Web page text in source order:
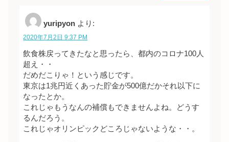
yuripyon より:
2020年7月2日 9:37 PM
飲食株戻ってきたなと思ったら、都内のコロナ100人
超え・・
だめだこりゃ！という感じです。
東京は1兆円近くあった貯金が500億だかそれ以下に
なったとか。
これじゃもうなんの補償もできませんよね。どうす
るんだろう。
これじゃオリンピックどころじゃないような・・。